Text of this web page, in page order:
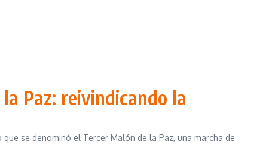
Paz: reivindicando la
se denominó el Tercer Malón de la Paz, una marcha de